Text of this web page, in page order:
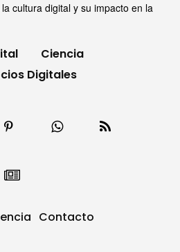
cultura digital y su impacto en la
Ciencia
Digitales
Contacto